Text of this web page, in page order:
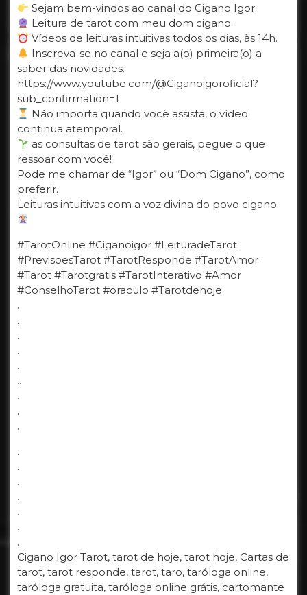
Sejam bem-vindos ao canal do Cigano Igor
Leitura de tarot com meu dom cigano.
Vídeos de leituras intuitivas todos os dias, às 14h.
Inscreva-se no canal e seja a(o) primeira(o) a
saber das novidades.
https://www.youtube.com/@Ciganoigoroficial?
sub_confirmation=1
Não importa quando você assista, o vídeo
continua atemporal.
as consultas de tarot são gerais, pegue o que
ressoar com você!
Pode me chamar de “Igor” ou “Dom Cigano”, como
preferir.
Leituras intuitivas com a voz divina do povo cigano.
#TarotOnline #Ciganoigor #LeituradeTarot
#PrevisoesTarot #TarotResponde #TarotAmor
#Tarot #Tarotgratis #TarotInterativo #Amor
#ConselhoTarot #oraculo #Tarotdehoje
.
.
.
.
.
..
.
.
.
.
.
.
.
.
.
.
Cigano Igor Tarot, tarot de hoje, tarot hoje, Cartas de
tarot, tarot responde, tarot, taro, taróloga online,
taróloga gratuita, taróloga online grátis, cartomante